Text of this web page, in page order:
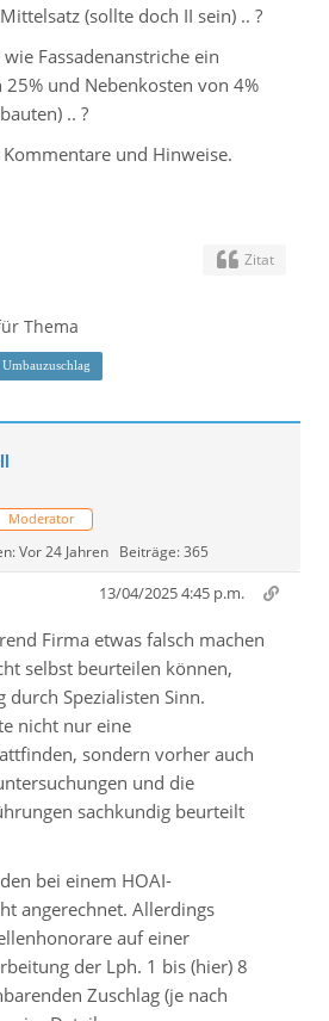
(sollte doch II sein) .. ?
Fassadenanstriche ein
und Nebenkosten von 4%
.. ?
und Hinweise.
Zitat
Thema
Umbauzuschlag
Moderator
Vor 24 Jahren Beiträge: 365
13/04/2025 4:45 p.m.
Firma etwas falsch machen
selbst beurteilen können,
durch Spezialisten Sinn.
nicht nur eine
sondern vorher auch
und die
sachkundig beurteilt
bei einem HOAI-
angerechnet. Allerdings
auf einer
der Lph. 1 bis (hier) 8
Zuschlag (je nach